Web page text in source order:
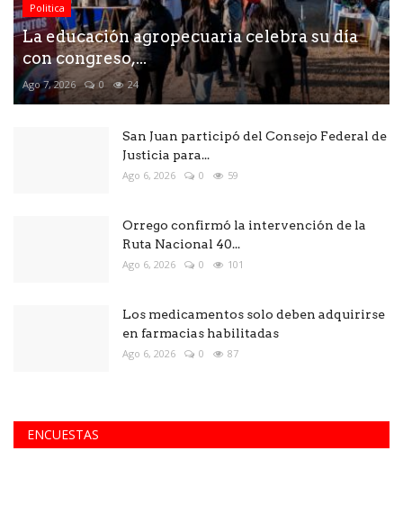
Politica
La educación agropecuaria celebra su día
con congreso,...
Ago 7, 2026 0 24
San Juan participó del Consejo Federal de
Justicia para...
Ago 6, 2026 0 59
Orrego confirmó la intervención de la
Ruta Nacional 40...
Ago 6, 2026 0 101
Los medicamentos solo deben adquirirse
en farmacias habilitadas
Ago 6, 2026 0 87
ENCUESTAS